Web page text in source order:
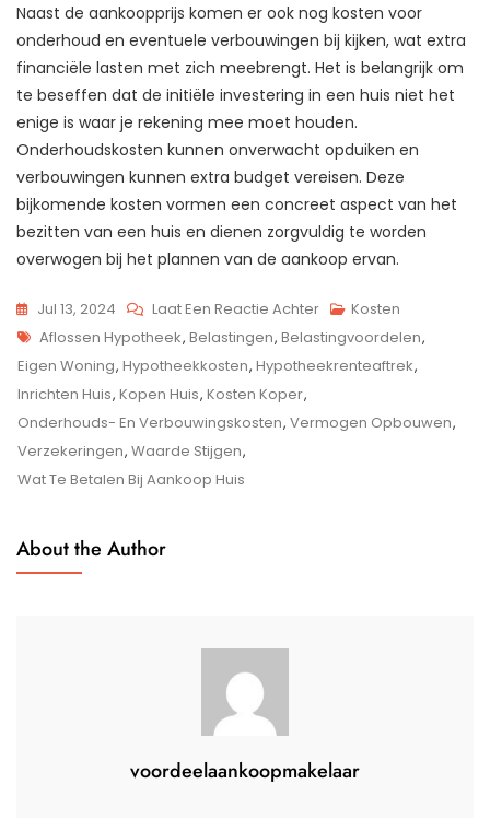
Naast de aankoopprijs komen er ook nog kosten voor
onderhoud en eventuele verbouwingen bij kijken, wat extra
financiële lasten met zich meebrengt. Het is belangrijk om
te beseffen dat de initiële investering in een huis niet het
enige is waar je rekening mee moet houden.
Onderhoudskosten kunnen onverwacht opduiken en
verbouwingen kunnen extra budget vereisen. Deze
bijkomende kosten vormen een concreet aspect van het
bezitten van een huis en dienen zorgvuldig te worden
overwogen bij het plannen van de aankoop ervan.
Jul 13, 2024 Laat Een Reactie AchterOp
Kosten
Bij
Aankoop
Kosten
Tags
Aflossen Hypotheek, Belastingen, Belastingvoordelen,
Eigen Woning, Hypotheekkosten, Hypotheekrenteaftrek,
Inrichten Huis, Kopen Huis, Kosten Koper,
Onderhouds- En Verbouwingskosten, Vermogen Opbouwen,
Verzekeringen, Waarde Stijgen,
Wat Te Betalen Bij Aankoop Huis
About the Author
voordeelaankoopmakelaar